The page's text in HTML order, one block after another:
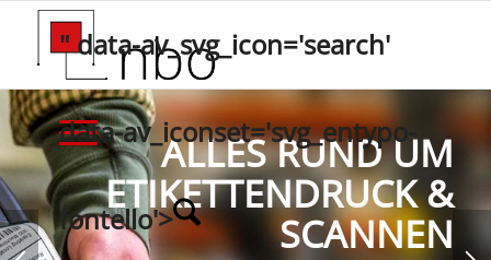
" data-av_svg_icon='search'
data-av_iconset='svg_entypo-
fontello'>
ALLES RUND UM
ETIKETTENDRUCK &
SCANNEN